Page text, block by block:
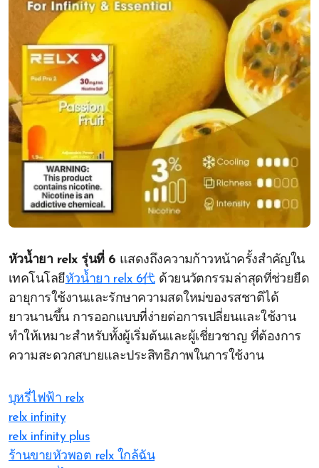
หัวน้ำยา relx รุ่นที่ 6 แสดงถึงความก้าวหน้าครั้งสำคัญใน
เทคโนโลยีหัวน้ำยา relx 6代ด้วยนวัตกรรมล่าสุดที่ช่วยยืด
อายุการใช้งานและรักษาความสดใหม่ของรสชาติได้
ยาวนานขึ้น การออกแบบที่ง่ายต่อการเปลี่ยนและใช้งาน
ทำให้เหมาะสำหรับทั้งผู้เริ่มต้นและผู้เชี่ยวชาญ ที่ต้องการ
ความสะดวกสบายและประสิทธิภาพในการใช้งาน
บุหรี่ไฟฟ้า relx
relx infinity
relx infinity plus
ร้านขายหัวพอต relx ใกล้ฉัน